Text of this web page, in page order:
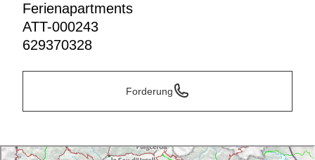
Ferienapartments
ATT-000243
629370328
Forderung